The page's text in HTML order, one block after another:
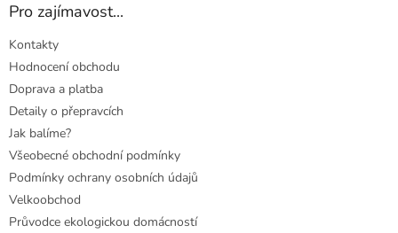
Pro zajímavost...
Kontakty
Hodnocení obchodu
Doprava a platba
Detaily o přepravcích
Jak balíme?
Všeobecné obchodní podmínky
Podmínky ochrany osobních údajů
Velkoobchod
Průvodce ekologickou domácností